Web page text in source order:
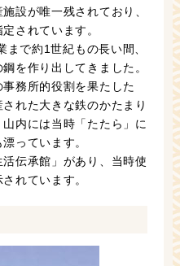
設が唯一残されており、
されています。
で約1世紀もの長い間、
を作り出してきました。
務所的役割を果たした
れた大きな鉄のかたまり
内には当時「たたら」に
っています。
伝承館」があり、当時使
れています。